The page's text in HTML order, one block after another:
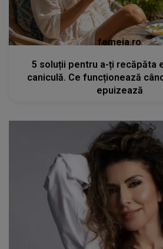
femeia.ro
5 soluții pentru a-ți recăpăta
caniculă. Ce funcționează
epuizează